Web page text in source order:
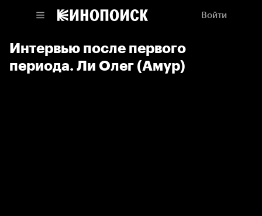
Войти
Интервью после первого
периода. Ли Олег (Амур)